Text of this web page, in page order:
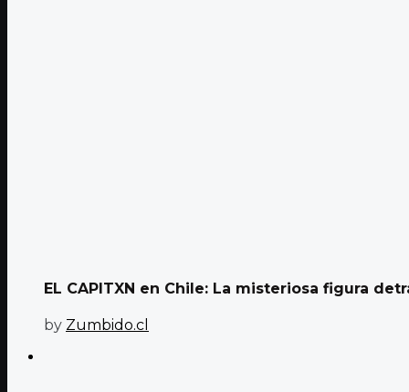
EL CAPITXN en Chile: La misteriosa figura
by Zumbido.cl